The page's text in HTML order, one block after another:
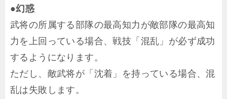
●幻惑
武将の所属する部隊の最高知力が敵部隊の最高知
力を上回っている場合、戦技「混乱」が必ず成功
するようになります。
ただし、敵武将が「沈着」を持っている場合、混
乱は失敗します。